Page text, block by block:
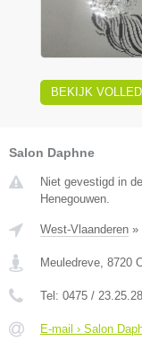
BEKIJK
Salon Daphne
Niet gevestigd in
Henegouwen.
West-Vlaanderen »
Meuledreve, 8720
Tel: 0475 / 23.25.28
E-mail › Salon